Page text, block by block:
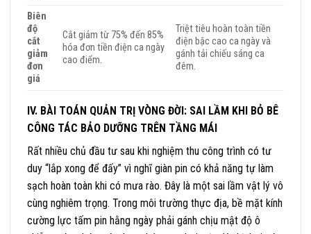
Biên
độ
cắt
giảm
đơn
giá
Cắt giảm từ 75% đến 85%
hóa đơn tiền điện ca ngày
cao điểm.
Triệt tiêu hoàn toàn tiền
điện bậc cao ca ngày và
gánh tải chiếu sáng ca
đêm.
IV. BÀI TOÁN QUẢN TRỊ VÒNG ĐỜI: SAI LẦM KHI BỎ BÊ
CÔNG TÁC BẢO DƯỠNG TRÊN TẦNG MÁI
Rất nhiều chủ đầu tư sau khi nghiệm thu công trình có tư
duy “lắp xong để đấy” vì nghĩ giàn pin có khả năng tự làm
sạch hoàn toàn khi có mưa rào. Đây là một sai lầm vật lý vô
cùng nghiêm trọng. Trong môi trường thực địa, bề mặt kính
cường lực tấm pin hằng ngày phải gánh chịu mật độ ô